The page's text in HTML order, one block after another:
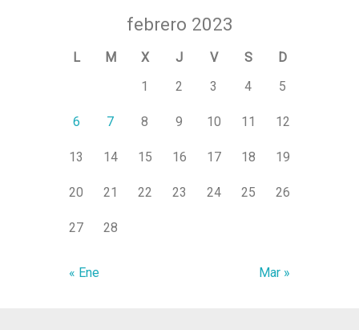
febrero 2023
L M X J V S
D
1
2 3 4 5
6 7 8 9 10 11 12
13 14 15 16 17 18 19
20 21 22 23 24 25 26
27 28
« Ene Mar »